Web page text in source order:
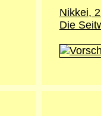
Nikkei,
Die